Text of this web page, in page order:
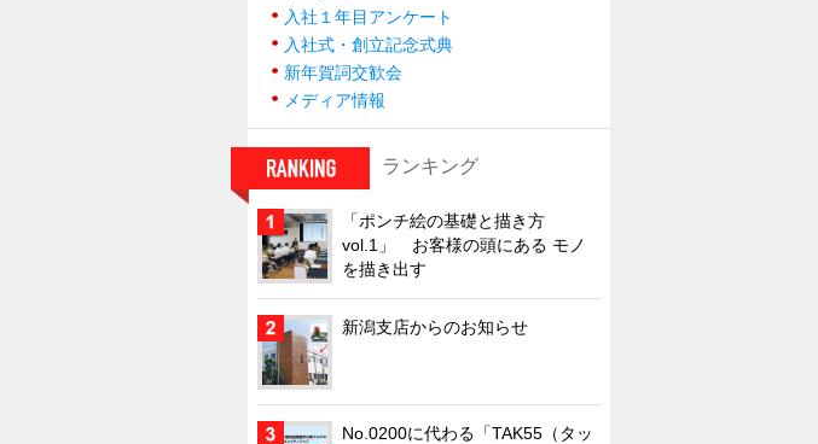
入社１年目アンケート
入社式・創立記念式典
新年賀詞交歓会
メディア情報
ランキング
「ポンチ絵の基礎と描き方
vol.1」 お客様の頭にある モノ
を描き出す
新潟支店からのお知らせ
No.0200に代わる「TAK55（タッ